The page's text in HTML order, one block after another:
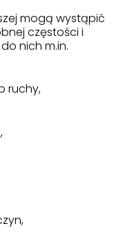
mogą wystąpić
częstości i
nich m.in.
ruchy,